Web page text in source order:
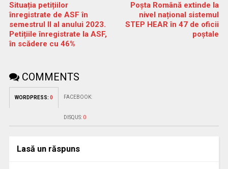
Situația petițiilor
înregistrate de ASF în
semestrul II al anului 2023.
Petițiile înregistrate la ASF,
în scădere cu 46%
Poșta Română extinde la
nivel național sistemul
STEP HEAR în 47 de oficii
poștale
COMMENTS
WORDPRESS: 0 FACEBOOK:
DISQUS: 0
Lasă un răspuns